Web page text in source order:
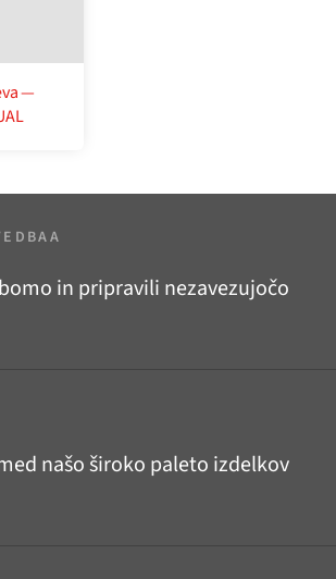
—
in pripravili nezavezujočo
našo široko paleto izdelkov